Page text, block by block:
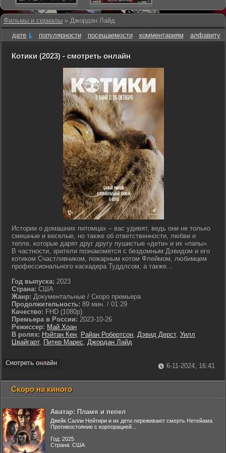
Фильмы и сериалы » Джордан Лайд
дате
популярности посещаемости комментариям алфавиту
Котики (2023) - смотреть онлайн
Истории о домашних питомцах – вас удивят, ведь они не только
смешные и веселые, но также об ответственности, любви и
тепле, которые дарят друг другу пушистые «дети» и их «папы».
В частности, зрители познакомятся с бездомным Дэвидом и его
котиком Счастливчиком, пожарным котом Флеймом, любимцем
профессионального каскадера Туддлсом, а также...
Год выпуска: 2023
Страна: США
Жанр: Документальные / Скоро премьера
Продолжительность: 89 мин. / 01:29
Качество: FHD (1080p)
Премьера в России: 2023-10-26
Режиссер: Май Хоан
В ролях: Нэйтан Кен, Райан Робертсон, Дэвид Дерст, Уилл
Цвайгарт, Питер Марес, Джордан Лайд
6-11-2024, 16:41
Скоро на киного
Аватар: Пламя и пепел
Джейк Салли Нейтири и их дети переживают смерть Нетейама
Противостояние с корпорацией...
Год: 2025
Страна: США